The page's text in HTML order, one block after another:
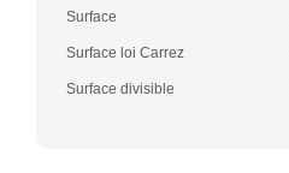
Surface
Surface loi Carrez
Surface divisible